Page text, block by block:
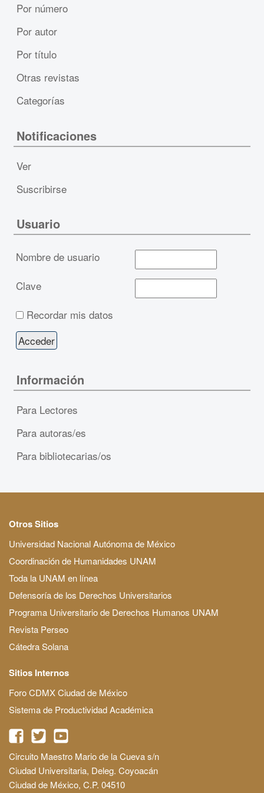
Por número
Por autor
Por título
Otras revistas
Categorías
Notificaciones
Ver
Suscribirse
Usuario
Nombre de usuario
Clave
Recordar mis datos
Información
Para Lectores
Para autoras/es
Para bibliotecarias/os
Otros Sitios
Universidad Nacional Autónoma de México
Coordinación de Humanidades UNAM
Toda la UNAM en línea
Defensoría de los Derechos Universitarios
Programa Universitario de Derechos Humanos UNAM
Revista Perseo
Cátedra Solana
Sitios Internos
Foro CDMX Ciudad de México
Sistema de Productividad Académica
Circuito Maestro Mario de la Cueva s/n
Ciudad Universitaria, Deleg. Coyoacán
Ciudad de México, C.P. 04510